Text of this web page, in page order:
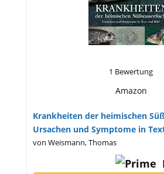
1 Bewertung
Amazon
Krankheiten der heimischen
Ursachen und Symptome in
von Weismann, Thomas